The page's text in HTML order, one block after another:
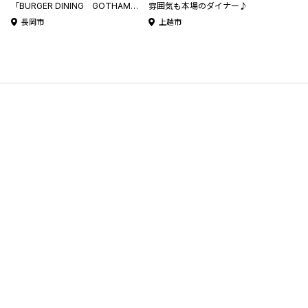
「BURGER DINING GOTHAM
DINER.(ゴッサムダイナー)」
長岡市
雰囲気も本場のダイナー♪
上越市